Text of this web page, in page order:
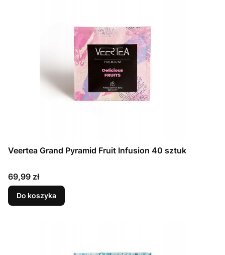
Veertea Grand Pyramid Fruit Infusion 40 sztuk
Cena
69,99 zł
Do koszyka